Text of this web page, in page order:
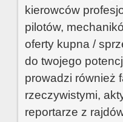
kierowców
pilotów,
oferty kupna /
do twojego
prowadzi również
rzeczywistymi,
reportarze z